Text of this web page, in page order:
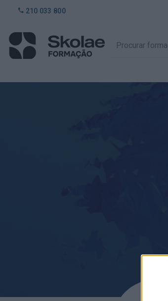
210 033 800